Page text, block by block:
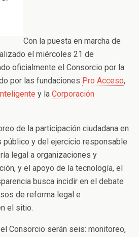
Con la puesta en marcha de
el miércoles 21 de
oficialmente el Consorcio por la
por las fundaciones Pro Acceso,
y la Corporación
de la participación ciudadana en
y del ejercicio responsable
legal a organizaciones y
y el apoyo de la tecnología, el
busca incidir en el debate
de reforma legal e
el sitio.
Consorcio serán seis: monitoreo,